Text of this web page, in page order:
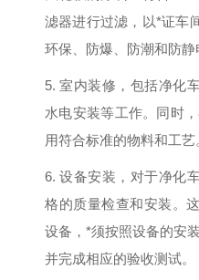
滤器进行过滤，以*证车
环保、防爆、防潮和防静
5.室内装修 ， 包括净化
水电安装等工作。同时
用符合标准的物料和工艺
6.设备安装 ， 对于净化
格的质量检查和安装。
设备， *须按照设备的安
并完成相应的验收测试。